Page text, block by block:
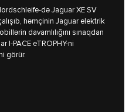
də Jaguar XE SV
həmçinin Jaguar elektrik
davamlılığını sınaqdan
I‑PACE eTROPHY-ni
görür.